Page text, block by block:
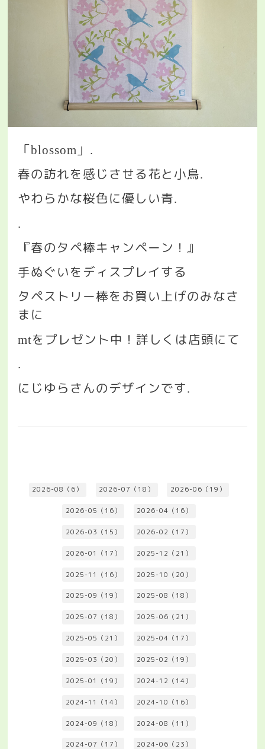
「blossom 」 .
春の訪れを感じさせる花と小鳥.
やわらかな桜色に優しい青.
.
『春のタペ棒キャンペーン！』
手ぬぐいをディスプレイする
タペストリー棒をお買い上げのみなさ
まに
mtをプレゼント中！詳しくは店頭にて
.
にじゆらさんのデザインです.
2026-08（6） 2026-07（18） 2026-06（19）
2026-05（16） 2026-04（16）
2026-03（15） 2026-02（17）
2026-01（17） 2025-12（21）
2025-11（16） 2025-10（20）
2025-09（19） 2025-08（18）
2025-07（18） 2025-06（21）
2025-05（21） 2025-04（17）
2025-03（20） 2025-02（19）
2025-01（19） 2024-12（14）
2024-11（14） 2024-10（16）
2024-09（18） 2024-08（11）
2024-07（17） 2024-06（23）